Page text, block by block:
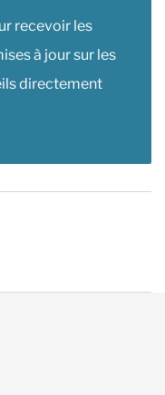
recevoir les
à jour sur les
directement